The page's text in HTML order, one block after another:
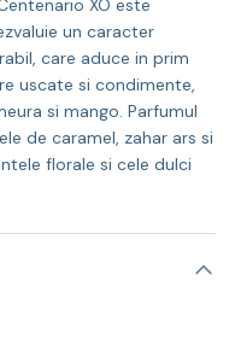
XO este
un caracter
care aduce in prim
uscate si condimente,
si mango. Parfumul
de caramel, zahar ars si
florale si cele dulci